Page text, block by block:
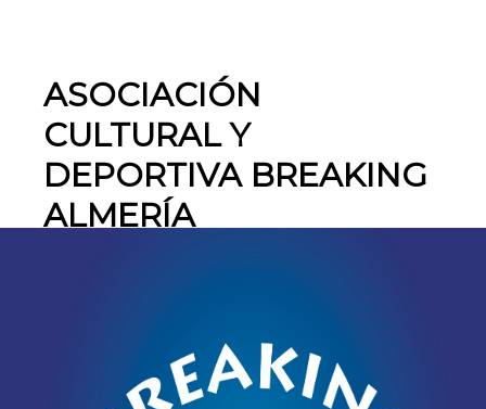
ASOCIACIÓN
CULTURAL Y
DEPORTIVA BREAKING
ALMERÍA